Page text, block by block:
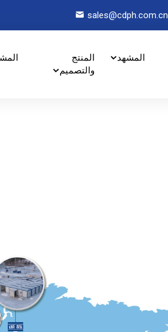
sales@cdph.com.cn
المشهد
المنتج
والتصميم